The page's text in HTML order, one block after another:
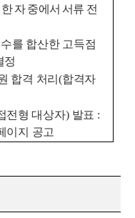
자 중에서 서류 전
를 합산한 고득점
정
합격 처리(합격자
전형 대상자) 발표 :
이지 공고